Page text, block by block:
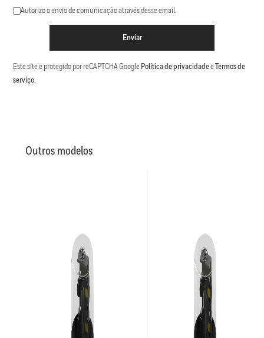
Autorizo o envio de comunicação através desse email.
Enviar
Este site é protegido por reCAPTCHA Google Política de privacidadee Termos de
serviço.
Outros modelos